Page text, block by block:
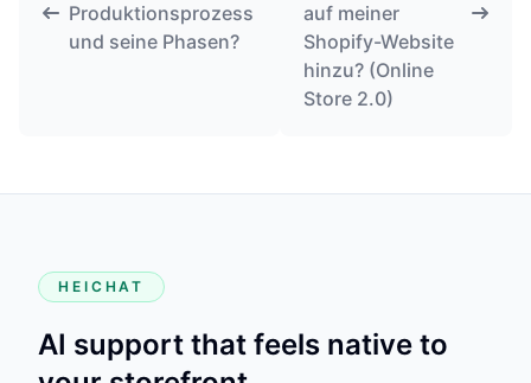
Produktionsprozess
und seine Phasen?
auf meiner
Shopify-Website
hinzu? (Online
Store 2.0)
HEICHAT
AI support that feels native to